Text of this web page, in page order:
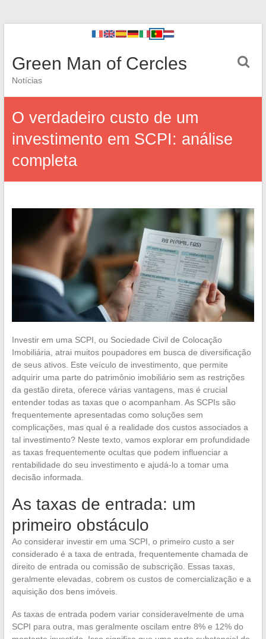
Green Man of Cercles
Notícias
O verdadeiro custo de um
investimento em SCPI: análise
completa
Investir em uma SCPI, ou Sociedade Civil de Colocação
Imobiliária, atrai muitos poupadores em busca de diversificação
de seus ativos. Este veículo de investimento, que permite
adquirir uma parte do patrimônio imobiliário sem as restrições
da gestão direta, oferece várias vantagens, mas é crucial
entender todas as taxas que o acompanham. As SCPIs são
frequentemente apresentadas como soluções sem
complicações, mas qual é a realidade dos custos associados a
tal investimento? Neste texto, vamos explorar em profundidade
as taxas frequentemente ocultas que podem influenciar a
rentabilidade do seu investimento e ajudá-lo a tomar uma
decisão informada.
As taxas de entrada: um
primeiro obstáculo
Ao considerar investir em uma SCPI, o primeiro custo a ser
considerado é a taxa de entrada, frequentemente chamada de
direito de entrada ou comissão de subscrição. Essas taxas,
geralmente elevadas, cobrem os custos de comercialização e a
aquisição dos bens imóveis.
As taxas de entrada podem variar consideravelmente de uma
SCPI para outra, mas geralmente oscilam entre 8% e 12% do